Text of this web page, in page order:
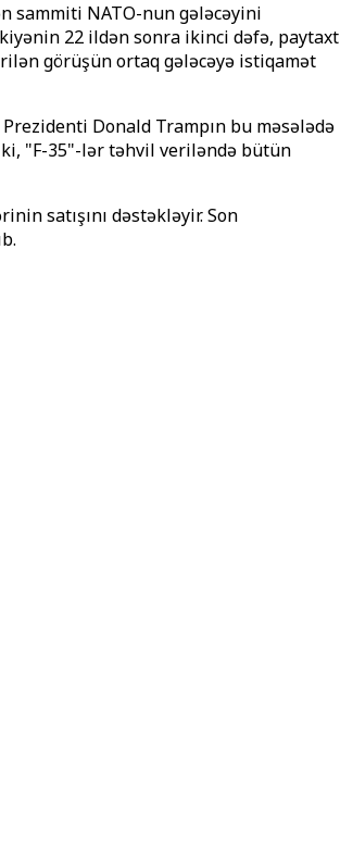
sammiti NATO-nun gələcəyini
22 ildən sonra ikinci dəfə, paytaxt
görüşün ortaq gələcəyə istiqamət
Donald Trampın bu məsələdə
ki, "F-35"-lər təhvil veriləndə bütün
satışını dəstəkləyir. Son